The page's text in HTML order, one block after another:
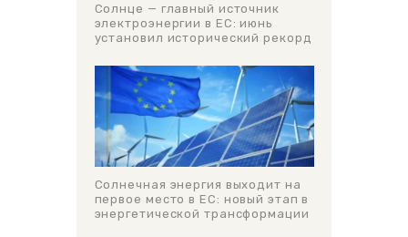
Солнце — главный источник
электроэнергии в ЕС: июнь
установил исторический рекорд
Солнечная энергия выходит на
первое место в ЕС: новый этап в
энергетической трансформации